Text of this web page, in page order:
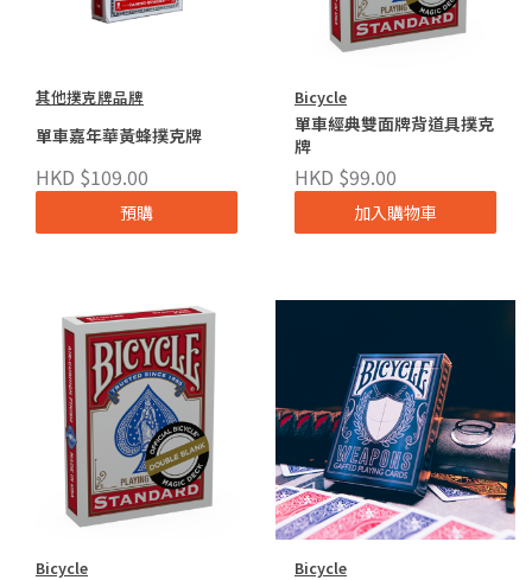
其他撲克牌品牌
單車嘉年華黃蜂撲克牌
HKD $109.00
預購
Bicycle
單車經典雙面牌背道具撲克
牌
HKD $99.00
加入購物車
Bicycle Bicycle